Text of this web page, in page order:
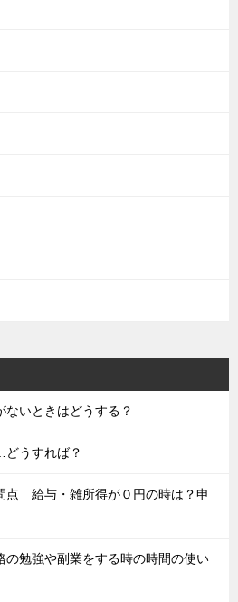
いときはどうする？
うすれば？
点 給与・雑所得が０円の時は？申
の勉強や副業をする時の時間の使い